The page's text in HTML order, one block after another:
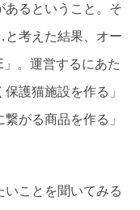
あるということ。そ
考えた結果、オー
。運営するにあた
護猫施設を作る」
がる商品を作る」
いことを聞いてみる